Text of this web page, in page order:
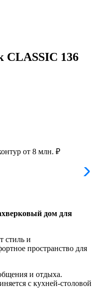
CLASSIC 136
от 8 млн. ₽
дом для
стиль и
пространство для
и отдыха.
с кухней-столовой